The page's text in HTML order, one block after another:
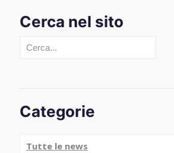
Cerca nel sito
Cerca
Categorie
Tutte le news